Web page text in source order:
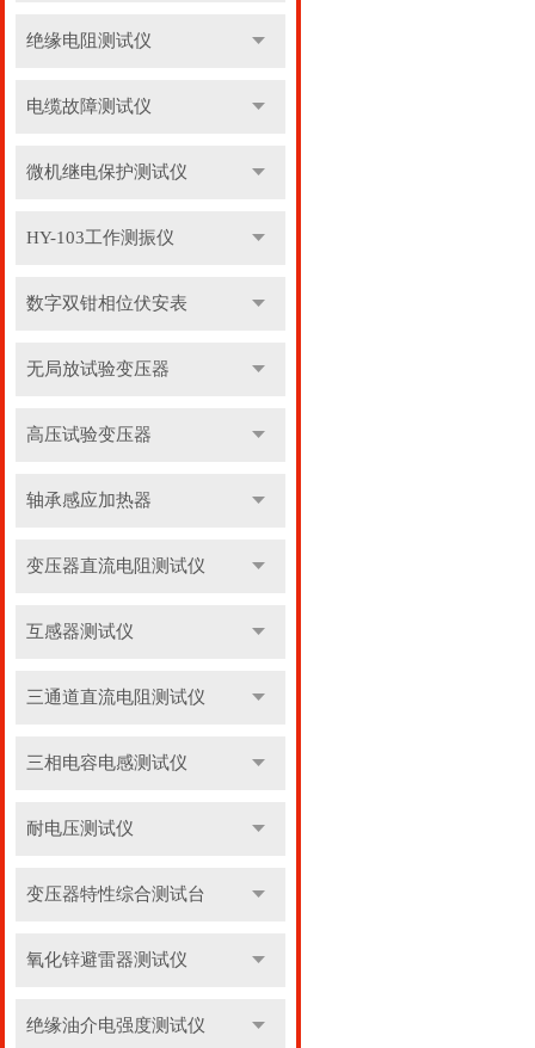
绝缘电阻测试仪
电缆故障测试仪
微机继电保护测试仪
HY-103工作测振仪
数字双钳相位伏安表
无局放试验变压器
高压试验变压器
轴承感应加热器
变压器直流电阻测试仪
互感器测试仪
三通道直流电阻测试仪
三相电容电感测试仪
耐电压测试仪
变压器特性综合测试台
氧化锌避雷器测试仪
绝缘油介电强度测试仪